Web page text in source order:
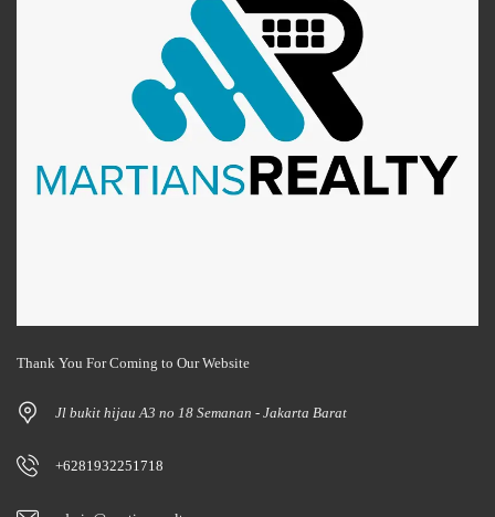
Thank You For Coming to Our Website
Jl bukit hijau A3 no 18 Semanan - Jakarta Barat
+6281932251718